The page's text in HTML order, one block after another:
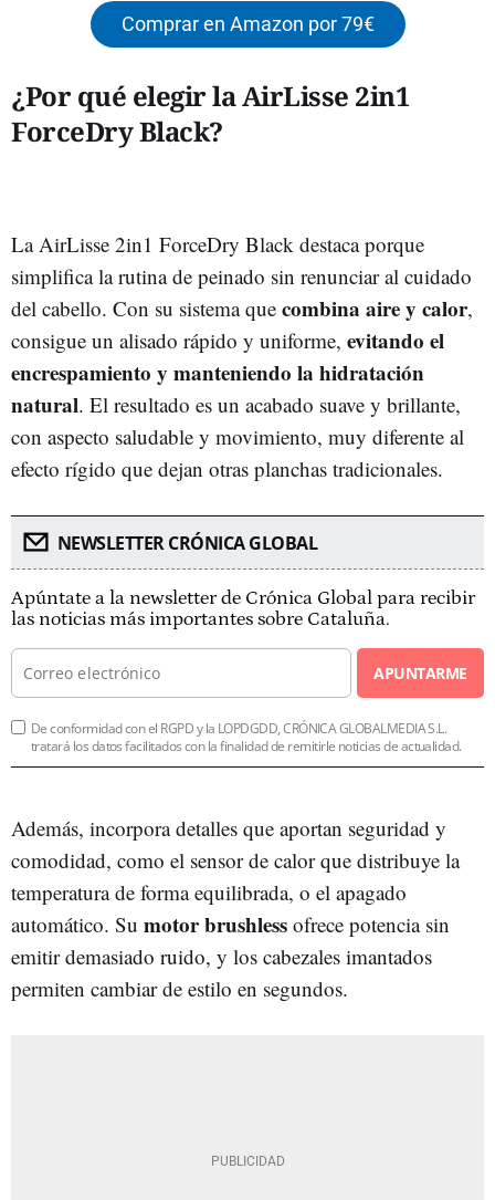
Comprar en Amazon por 79€
¿Por qué elegir la AirLisse 2in1
ForceDry Black?
La AirLisse 2in1 ForceDry Black destaca porque
simplifica la rutina de peinado sin renunciar al cuidado
del cabello. Con su sistema que combina aire y calor,
consigue un alisado rápido y uniforme, evitando el
encrespamiento y manteniendo la hidratación
natural. El resultado es un acabado suave y brillante,
con aspecto saludable y movimiento, muy diferente al
efecto rígido que dejan otras planchas tradicionales.
NEWSLETTER CRÓNICA GLOBAL
Apúntate a la newsletter de Crónica Global para recibir
las noticias más importantes sobre Cataluña.
APUNTARME
De conformidad con el RGPD y la LOPDGDD, CRÓNICA GLOBALMEDIA S.L.
tratará los datos facilitados con la finalidad de remitirle noticias de actualidad.
Además, incorpora detalles que aportan seguridad y
comodidad, como el sensor de calor que distribuye la
temperatura de forma equilibrada, o el apagado
automático. Su motor brushless ofrece potencia sin
emitir demasiado ruido, y los cabezales imantados
permiten cambiar de estilo en segundos.